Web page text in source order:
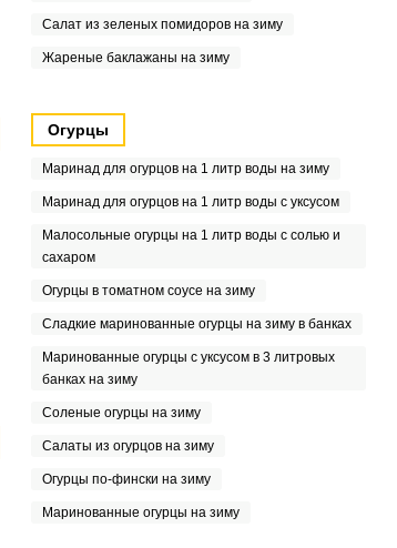
Салат из зеленых помидоров на зиму
Жареные баклажаны на зиму
Огурцы
Маринад для огурцов на 1 литр воды на зиму
Маринад для огурцов на 1 литр воды с уксусом
Малосольные огурцы на 1 литр воды с солью и
сахаром
Огурцы в томатном соусе на зиму
Сладкие маринованные огурцы на зиму в банках
Маринованные огурцы с уксусом в 3 литровых
банках на зиму
Соленые огурцы на зиму
Салаты из огурцов на зиму
Огурцы по-фински на зиму
Маринованные огурцы на зиму